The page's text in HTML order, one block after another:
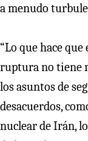
a menudo
“Lo que hace
ruptura no tiene
los asuntos de
desacuerdos,
nuclear de Irán,